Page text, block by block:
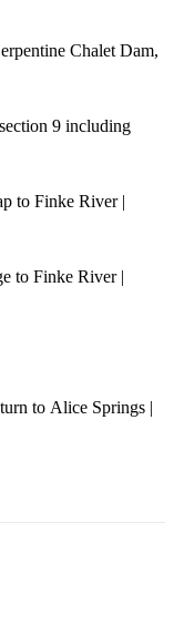
Chalet Dam,
9 including
to Finke River |
to Finke River |
to Alice Springs |